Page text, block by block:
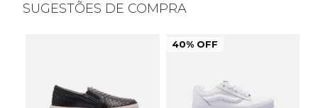
SUGESTÕES DE COMPRA
40% OFF